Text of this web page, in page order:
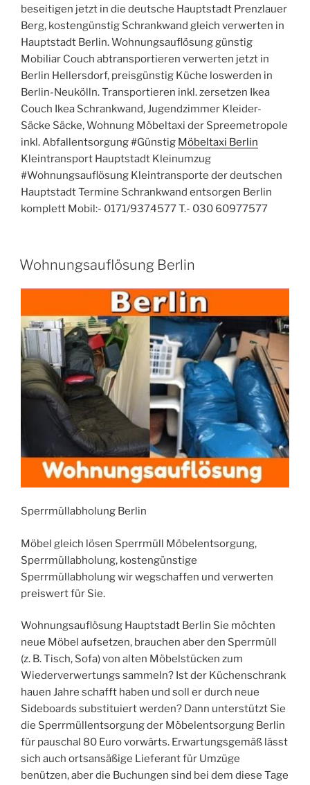
beseitigen jetzt in die deutsche Hauptstadt Prenzlauer
Berg, kostengünstig Schrankwand gleich verwerten in
Hauptstadt Berlin. Wohnungsauflösung günstig
Mobiliar Couch abtransportieren verwerten jetzt in
Berlin Hellersdorf, preisgünstig Küche loswerden in
Berlin-Neukölln. Transportieren inkl. zersetzen Ikea
Couch Ikea Schrankwand, Jugendzimmer Kleider-
Säcke Säcke, Wohnung Möbeltaxi der Spreemetropole
inkl. Abfallentsorgung #Günstig Möbeltaxi Berlin
Kleintransport Hauptstadt Kleinumzug
#Wohnungsauflösung Kleintransporte der deutschen
Hauptstadt Termine Schrankwand entsorgen Berlin
komplett Mobil:- 0171/9374577 T.- 030 60977577
VERÖFFENTLICHT
AM
Wohnungsauflösung Berlin
Sperrmüllabholung Berlin
Möbel gleich lösen Sperrmüll Möbelentsorgung,
Sperrmüllabholung, kostengünstige
Sperrmüllabholung wir wegschaffen und verwerten
preiswert für Sie.
Wohnungsauflösung Hauptstadt Berlin Sie möchten
neue Möbel aufsetzen, brauchen aber den Sperrmüll
(z. B. Tisch, Sofa) von alten Möbelstücken zum
Wiederverwertungs sammeln? Ist der Küchenschrank
hauen Jahre schafft haben und soll er durch neue
Sideboards substituiert werden? Dann unterstützt Sie
die Sperrmüllentsorgung der Möbelentsorgung Berlin
für pauschal 80 Euro vorwärts. Erwartungsgemäß lässt
sich auch ortsansäßige Lieferant für Umzüge
benützen, aber die Buchungen sind bei dem diese Tage